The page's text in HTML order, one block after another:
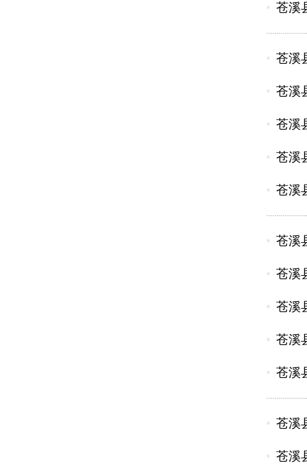
苍溪
苍溪
苍溪
苍溪
苍溪
苍溪
苍溪
苍溪
苍溪
苍溪
苍溪
苍溪
苍溪